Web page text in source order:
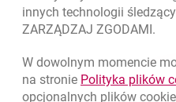
innych technologii
ZARZĄDZAJ ZGODAMI.
W dowolnym momencie
na stronie Polityka plików
opcjonalnych plików